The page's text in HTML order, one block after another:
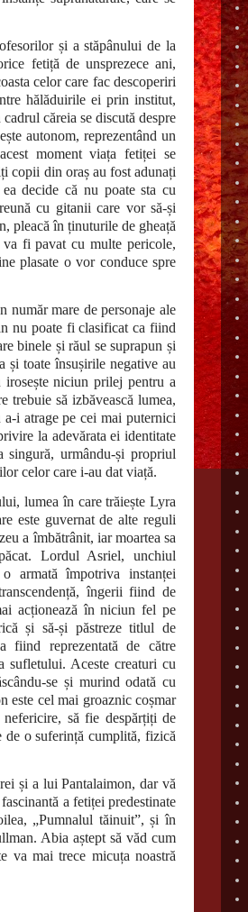
și a stăpânului de la
fetiță de unsprezece ani,
celor care fac descoperiri
hălăduirile ei prin institut,
căreia se discută despre
autonom, reprezentând un
moment viața fetiței se
copii din oraș au fost adunați
decide că nu poate sta cu
cu gitanii care vor să-și
pleacă în ținuturile de gheață
fi pavat cu multe pericole,
plasate o vor conduce spre
număr mare de personaje ale
nu poate fi clasificat ca fiind
binele și răul se suprapun și
și toate însușirile negative au
niciun prilej pentru a
trebuie să izbăvească lumea,
i atrage pe cei mai puternici
la adevărata ei identitate
urmându-și propriul
celor care i-au dat viață.
lumea în care trăiește Lyra
este guvernat de alte reguli
a îmbătrânit, iar moartea sa
Lordul Asriel, unchiul
armată împotriva instanței
îngerii fiind de
acționează în niciun fel pe
și să-și păstreze titlul de
fiind reprezentată de către
sufletului. Aceste creaturi cu
se și murind odată cu
este cel mai groaznic coșmar
să fie despărțiți de
de o suferință cumplită, fizică
a lui Pantalaimon, dar vă
a fetiței predestinate
„Pumnalul tăinuit”, și în
Abia aștept să văd cum
va mai trece micuța noastră